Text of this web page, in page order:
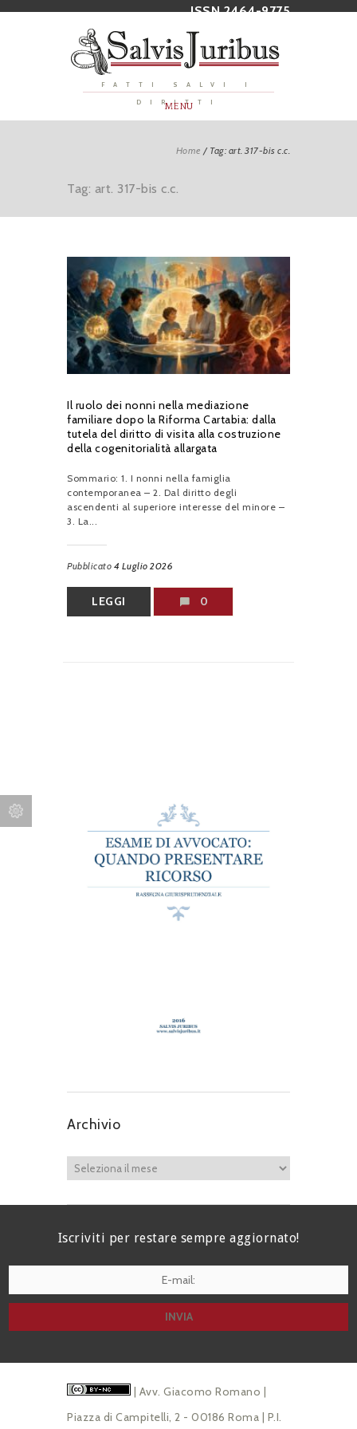
ISSN 2464-9775
FATTI SALVI I
DIRITTI
MENU
Home / Tag: art. 317-bis c.c.
Tag: art. 317-bis c.c.
Il ruolo dei nonni nella mediazione
familiare dopo la Riforma Cartabia: dalla
tutela del diritto di visita alla costruzione
della cogenitorialità allargata
Sommario: 1. I nonni nella famiglia
contemporanea – 2. Dal diritto degli
ascendenti al superiore interesse del minore –
3. La...
Pubblicato 4 Luglio 2026
LEGGI 0
Archivio
Iscriviti per restare sempre aggiornato!
| Avv. Giacomo Romano |
Piazza di Campitelli, 2 - 00186 Roma | P.I.